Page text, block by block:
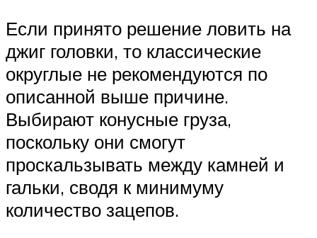
Если принято решение ловить на
джиг головки, то классические
округлые не рекомендуются по
описанной выше причине.
Выбирают конусные груза,
поскольку они смогут
проскальзывать между камней и
гальки, сводя к минимуму
количество зацепов.